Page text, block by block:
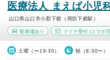
医療法人 まえば小児
山口県山口市小郡下郷（周防下郷駅）
駐車場あり マイナ受付(スマホ
土曜（〜19:30） 朝（8:30〜）